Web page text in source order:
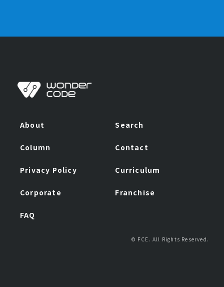
About Search
Column Contact
Privacy Policy Curriculum
Corporate Franchise
FAQ
© FCE. All Rights Reserved.